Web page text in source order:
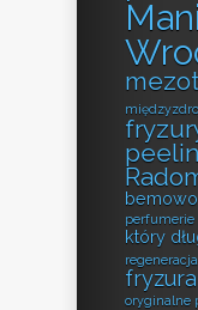
bemowo
perfumerie
który
oryginalne